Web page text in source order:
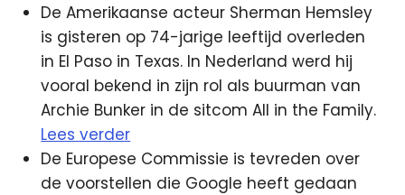
De Amerikaanse acteur Sherman Hemsley
is gisteren op 74-jarige leeftijd overleden
in El Paso in Texas. In Nederland werd hij
vooral bekend in zijn rol als buurman van
Archie Bunker in de sitcom All in the Family.
Lees verder
De Europese Commissie is tevreden over
de voorstellen die Google heeft gedaan